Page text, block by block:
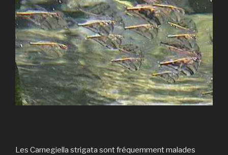
Les Carnegiella strigata sont fréquemment malades